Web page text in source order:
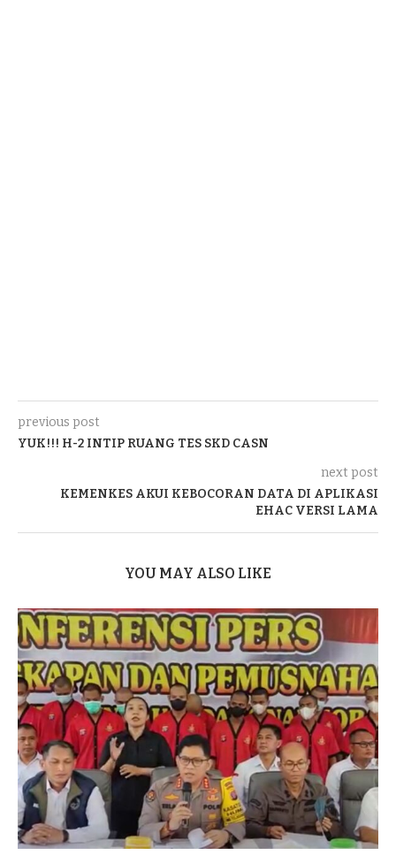
previous post
YUK!!! H-2 INTIP RUANG TES SKD CASN
next post
KEMENKES AKUI KEBOCORAN DATA DI APLIKASI
EHAC VERSI LAMA
YOU MAY ALSO LIKE